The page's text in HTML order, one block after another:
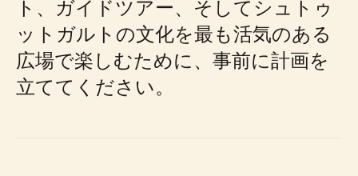
ト、ガイドツアー、そしてシュトゥ
ットガルトの文化を最も活気のある
広場で楽しむために、事前に計画を
立ててください。